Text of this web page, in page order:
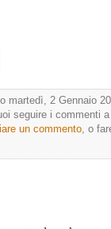
martedì, 2 Gennaio
seguire i commenti
un commento , o